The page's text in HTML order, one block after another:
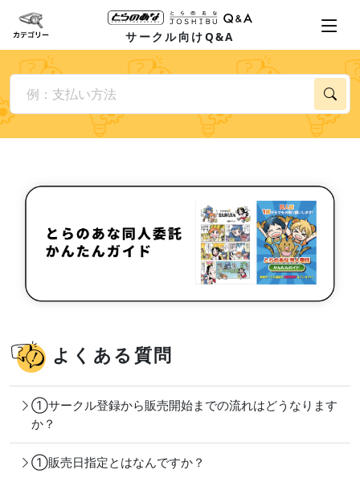
サークル向けQ&A
よくある質問
①サークル登録から販売開始までの流れはどうなります
か？
①販売日指定とはなんですか？